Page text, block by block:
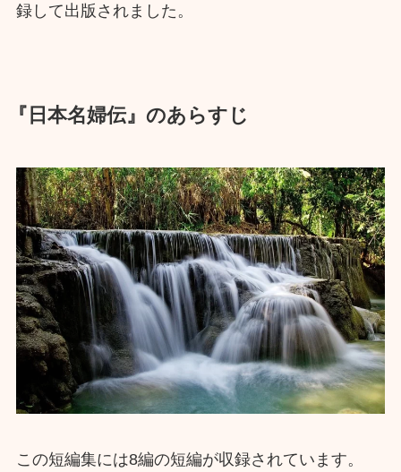
録して出版されました。
『日本名婦伝』のあらすじ
この短編集には8編の短編が収録されています。